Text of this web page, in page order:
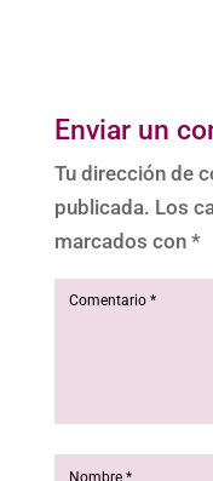
Enviar un
Tu dirección de
publicada. Los
marcados con *